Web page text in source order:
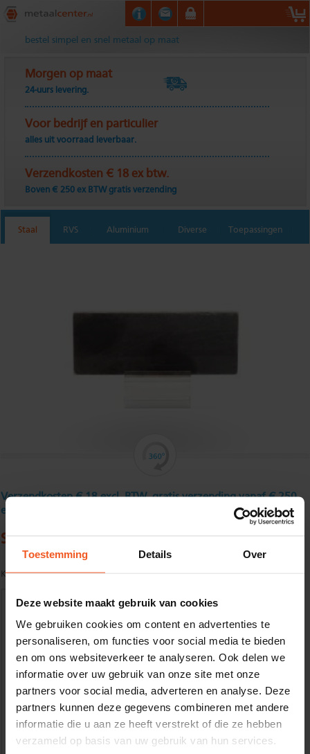
Toestemming Details Over
Deze website maakt gebruik van cookies
We gebruiken cookies om content en advertenties te
personaliseren, om functies voor social media te bieden
en om ons websiteverkeer te analyseren. Ook delen we
informatie over uw gebruik van onze site met onze
partners voor social media, adverteren en analyse. Deze
partners kunnen deze gegevens combineren met andere
informatie die u aan ze heeft verstrekt of die ze hebben
verzameld op basis van uw gebruik van hun services.
Metaalcenter.nl
bestel simpel en snel metaal op maat
Morgen op maat
24-uurs levering.
Voor bedrijf en particulier
alles uit voorraad leverbaar.
Verzendkosten € 18 ex btw.
Boven € 250 ex BTW gratis verzending
Staal RVS Aluminium Diverse Toepassingen
Verzendkosten € 18 excl. BTW, gratis verzending vanaf € 250
excl. BTW
Stripstaal 200 x 6 mm
Kwaliteit: S235JR volgens EN10025
Gewenste
lengtemaat in
(max. 2000 mm)
+/- 2 mm lengtetolerantie
Materiaalkosten